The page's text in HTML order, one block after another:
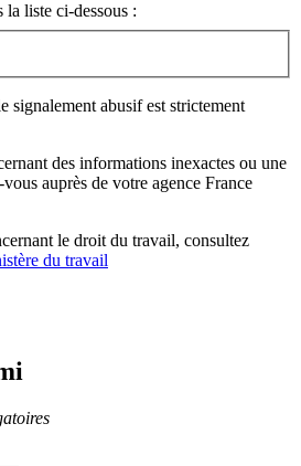
liste ci-dessous :
signalement abusif est strictement
des informations inexactes ou une
vous auprès de votre agence France
le droit du travail, consultez
du travail